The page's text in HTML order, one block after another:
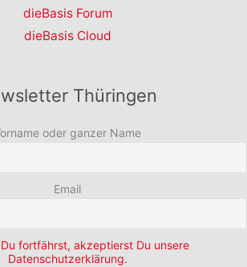
dieBasis Forum
dieBasis Cloud
Thüringen
oder ganzer Name
Email
fortfährst, akzeptierst Du unsere
Datenschutzerklärung.